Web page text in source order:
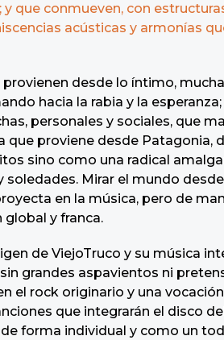
que conmueven, con
acústicas y armonías
desde lo íntimo,
hacia la rabia y la
personales y sociales, que
proviene desde Patagonia,
sino como una radical
Mirar el mundo
en la música, pero de
global y franca.
de ViejoTruco y su música
grandes aspavientos ni
el rock originario y una
que integrarán el disco
forma individual y como un